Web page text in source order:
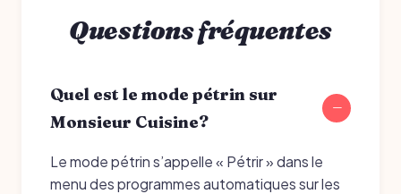
Questions fréquentes
Quel est le mode pétrin sur
Monsieur Cuisine?
Le mode pétrin s’appelle « Pétrir » dans le
menu des programmes automatiques sur les